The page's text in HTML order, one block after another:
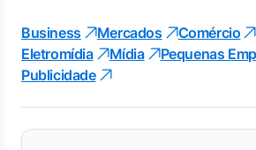
Business Mercados Comércio
Eletromídia
Mídia Pequenas
Publicidade